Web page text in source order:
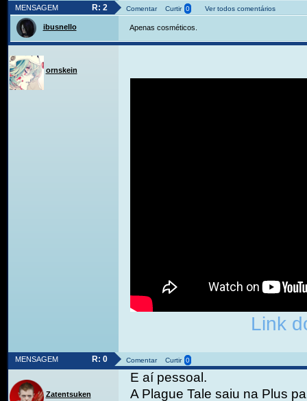
MENSAGEM R: 2 Comentar Curtir 0 Ver todos comentários
ibusnello Apenas cosméticos.
ornskein
Link
MENSAGEM R: 0 Comentar Curtir 0
Zatentsuken
E aí pessoal.
A Plague Tale saiu na Plus